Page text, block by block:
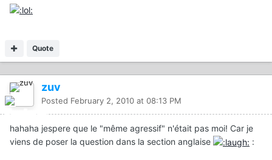
Quote
zuv
Posted February 2, 2010 at 08:13 PM
hahaha jespere que le "même agressif" n'était pas moi! Car je
viens de poser la question dans la section anglaise
: